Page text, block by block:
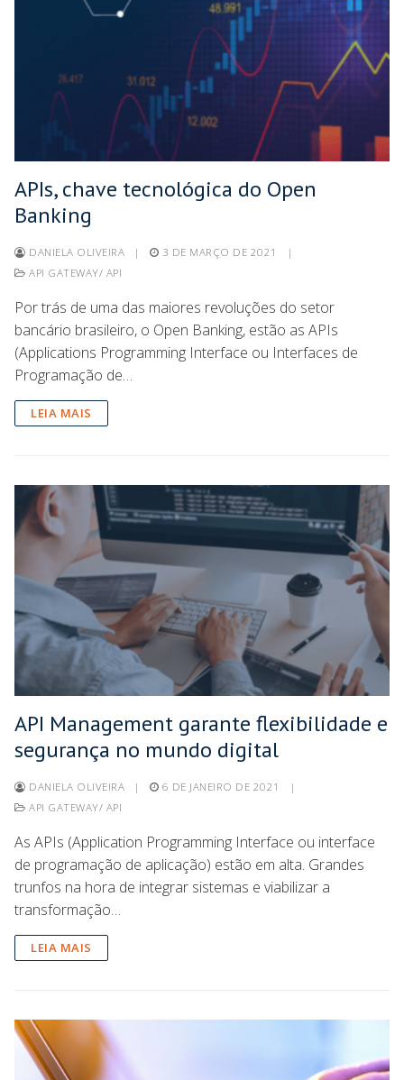
APIs, chave tecnológica do Open
Banking
DANIELA OLIVEIRA | 3 DE MARÇO DE 2021
|
API GATEWAY/ API
Por trás de uma das maiores revoluções do setor
bancário brasileiro, o Open Banking, estão as APIs
(Applications Programming Interface ou Interfaces de
Programação de…
LEIA MAIS
API Management garante flexibilidade e
segurança no mundo digital
DANIELA OLIVEIRA | 6 DE JANEIRO DE 2021
|
API GATEWAY/ API
As APIs (Application Programming Interface ou interface
de programação de aplicação) estão em alta. Grandes
trunfos na hora de integrar sistemas e viabilizar a
transformação…
LEIA MAIS